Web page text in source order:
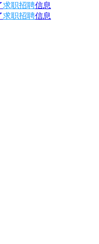
求职招聘信息
求职招聘信息